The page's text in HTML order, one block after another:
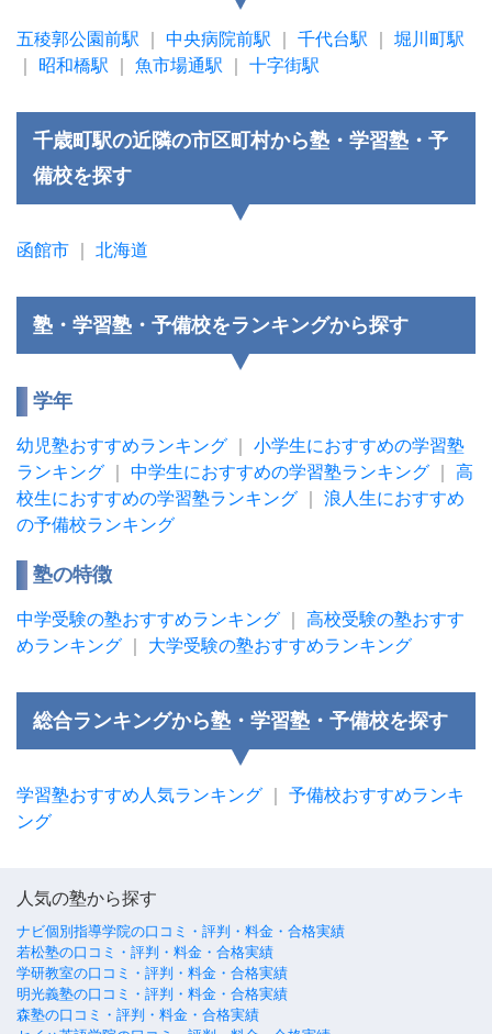
五稜郭公園前駅 中央病院前駅 千代台駅
堀川町駅
昭和橋駅 魚市場通駅 十字街駅
千歳町駅の近隣の市区町村から塾・学習塾・予
備校を探す
函館市 北海道
塾・学習塾・予備校をランキングから探す
学年
幼児塾おすすめランキング
小学生におすすめの学習塾
ランキング
中学生におすすめの学習塾ランキング
高
校生におすすめの学習塾ランキング
浪人生におすすめ
の予備校ランキング
塾の特徴
中学受験の塾おすすめランキング
高校受験の塾おすす
めランキング
大学受験の塾おすすめランキング
総合ランキングから塾・学習塾・予備校を探す
学習塾おすすめ人気ランキング
予備校おすすめランキ
ング
人気の塾から探す
ナビ個別指導学院の口コミ・評判・料金・合格実績
若松塾の口コミ・評判・料金・合格実績
学研教室の口コミ・評判・料金・合格実績
明光義塾の口コミ・評判・料金・合格実績
森塾の口コミ・評判・料金・合格実績